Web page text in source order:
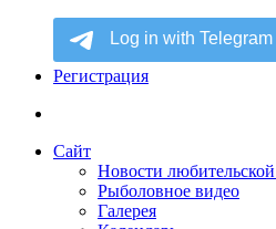
Регистрация
Сайт
Новости
Рыболовное видео
Галерея